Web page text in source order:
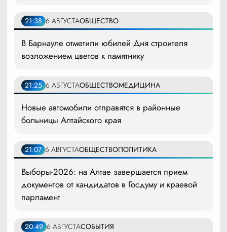
21:38 6 АВГУСТАОБЩЕСТВО
В Барнауле отметили юбилей Дня строителя
возложением цветов к памятнику
21:25 6 АВГУСТАОБЩЕСТВОМЕДИЦИНА
Новые автомобили отправятся в районные
больницы Алтайского края
21:07 6 АВГУСТАОБЩЕСТВОПОЛИТИКА
Выборы-2026: на Алтае завершается прием
документов от кандидатов в Госдуму и краевой
парламент
20:49 6 АВГУСТАСОБЫТИЯ